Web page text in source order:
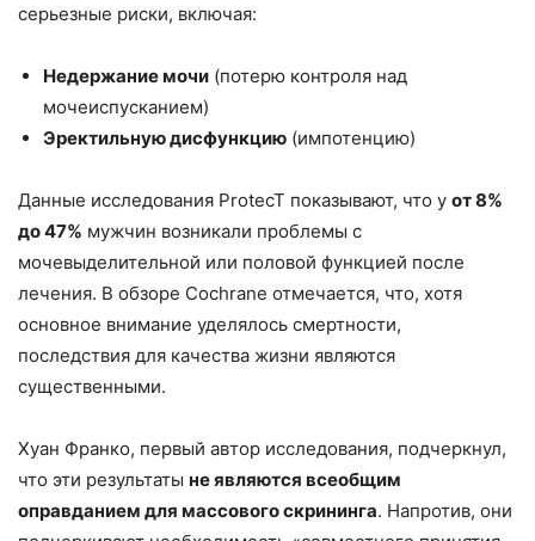
серьезные риски, включая:
Недержание мочи (потерю контроля над
мочеиспусканием)
Эректильную дисфункцию (импотенцию)
Данные исследования ProtecT показывают, что у от 8%
до 47% мужчин возникали проблемы с
мочевыделительной или половой функцией после
лечения. В обзоре Cochrane отмечается, что, хотя
основное внимание уделялось смертности,
последствия для качества жизни являются
существенными.
Хуан Франко, первый автор исследования, подчеркнул,
что эти результаты не являются всеобщим
оправданием для массового скрининга. Напротив, они